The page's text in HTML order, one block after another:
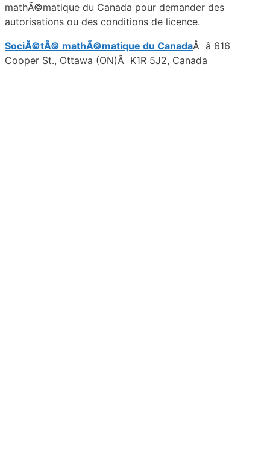
mathÃ©matique du Canada pour demander des
autorisations ou des conditions de licence.
SociÃ©tÃ© mathÃ©matique du CanadaÂ â 616
Cooper St., Ottawa (ON)Â K1R 5J2, Canada